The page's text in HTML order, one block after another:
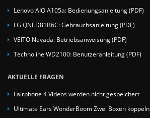
Lenovo AIO A105a: Bedienungsanleitung (PDF)
LG QNED81B6C: Gebrauchsanleitung (PDF)
VEITO Nevada: Betriebsanweisung (PDF)
Technoline WD2100: Benutzeranleitung (PDF)
AKTUELLE FRAGEN
Fairphone 4 Videos werden nicht gespeichert
Ultimate Ears WonderBoom Zwei Boxen koppeln